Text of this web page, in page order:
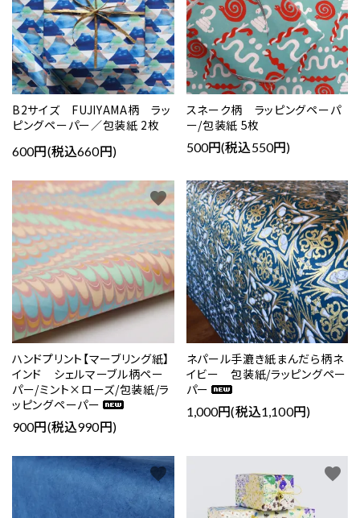
B2サイズ FUJIYAMA柄 ラッ
ピングペーパー／包装紙 2枚
600円(税込660円)
スネーク柄 ラッピングペーパ
ー/包装紙 5枚
500円(税込550円)
ハンドプリント【マーブリング紙】
インド シェルマーブル柄ペー
パー/ミント×ローズ/包装紙/ラ
ッピングペーパー
900円(税込990円)
favorite
ネパール手漉き紙まんだら柄ネ
イビー 包装紙/ラッピングペー
パー
1,000円(税込1,100円)
favorite
favorite favorite
キーワード
カテゴリー
検索する
close